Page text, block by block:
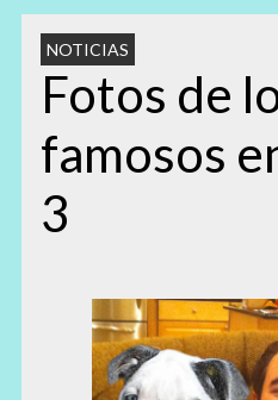
NOTICIAS
Fotos de
famosos
3